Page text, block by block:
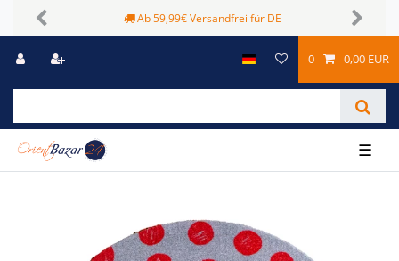
Ab 59,99€ Versandfrei für DE
Previous Next
0 0,00 EUR
☰